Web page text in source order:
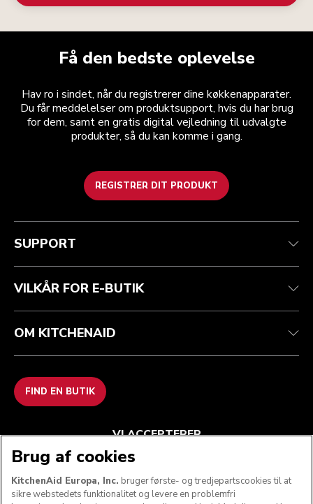
Få den bedste oplevelse
Hav ro i sindet, når du registrerer dine køkkenapparater.
Du får meddelelser om produktsupport, hvis du har brug
for dem, samt en gratis digital vejledning til udvalgte
produkter, så du kan komme i gang.
REGISTRER DIT PRODUKT
Health check
Spor din ordre
Garanti og dokumenter
Ofte stillede spørgsmål
Vilkår og betingelser
Returnering og refusion
Imprint
ODR
Mærket
Find en butik
SUPPORT
VILKÅR FOR E-BUTIK
OM KITCHENAID
FIND EN BUTIK
VI ACCEPTERER
Brug af cookies
KitchenAid Europa, Inc. bruger første- og tredjepartscookies til at
sikre webstedets funktionalitet og levere en problemfri